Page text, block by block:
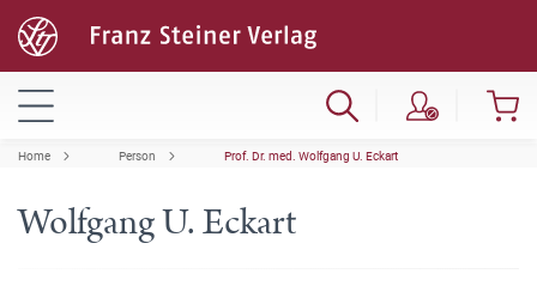
Home Person Prof. Dr. med. Wolfgang U. Eckart
Wolfgang U. Eckart